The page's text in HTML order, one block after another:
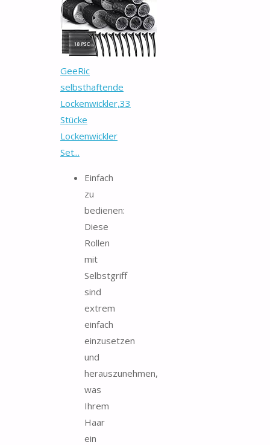
GeeRic
selbsthaftende
Lockenwickler,33
Stücke
Lockenwickler
Set...
Einfach
zu
bedienen:
Diese
Rollen
mit
Selbstgriff
sind
extrem
einfach
einzusetzen
und
herauszunehmen,
was
Ihrem
Haar
ein